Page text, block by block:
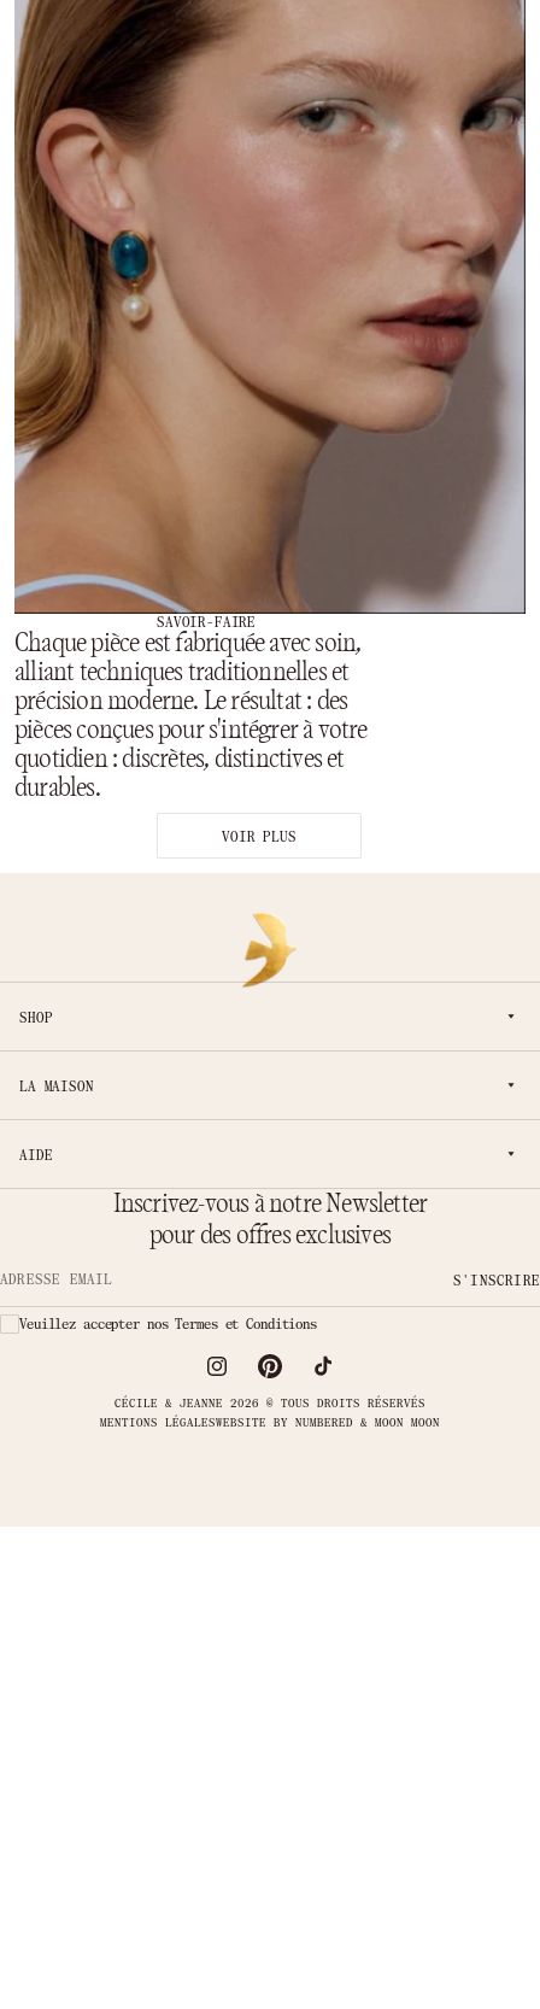
SAVOIR-FAIRE
Chaque pièce est fabriquée avec soin,
alliant techniques traditionnelles et
précision moderne. Le résultat : des
pièces conçues pour s'intégrer à votre
quotidien : discrètes, distinctives et
durables.
VOIR PLUS
SHOP
LA MAISON
AIDE
Inscrivez-vous à notre Newsletter
pour des offres exclusives
Adresse email S'INSCRIRE
Veuillez accepter nos Termes et Conditions
MENTIONS LÉGALES
CÉCILE & JEANNE 2026 © TOUS DROITS RÉSERVÉS
WEBSITE BY NUMBERED & MOON MOON